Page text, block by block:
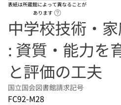
表紙は所蔵館によって異なることが
あります
中学校技術・
: 資質・能力を
と評価の工夫
国立国会図書館請求記号
FC92-M28